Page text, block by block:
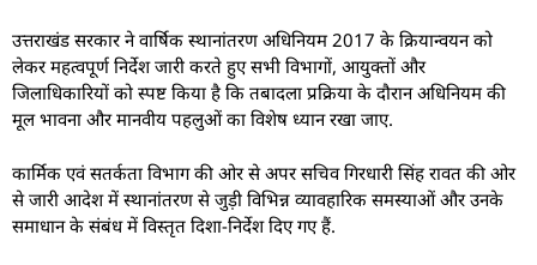
उत्तराखंड सरकार ने वार्षिक स्थानांतरण अधिनियम 2017 के क्रियान्वयन को
लेकर महत्वपूर्ण निर्देश जारी करते हुए सभी विभागों, आयुक्तों और
जिलाधिकारियों को स्पष्ट किया है कि तबादला प्रक्रिया के दौरान अधिनियम की
मूल भावना और मानवीय पहलुओं का विशेष ध्यान रखा जाए.
कार्मिक एवं सतर्कता विभाग की ओर से अपर सचिव गिरधारी सिंह रावत की ओर
से जारी आदेश में स्थानांतरण से जुड़ी विभिन्न व्यावहारिक समस्याओं और उनके
समाधान के संबंध में विस्तृत दिशा-निर्देश दिए गए हैं.